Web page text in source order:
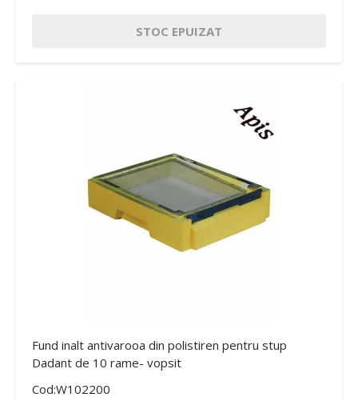
STOC EPUIZAT
Fund inalt antivarooa din polistiren pentru stup
Dadant de 10 rame- vopsit
Cod:W102200